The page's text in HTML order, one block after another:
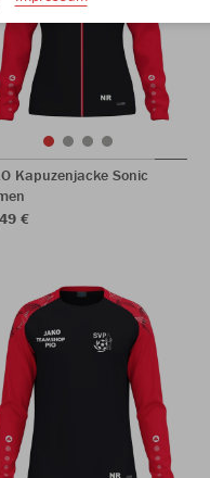
Kapuzenjacke Sonic
€